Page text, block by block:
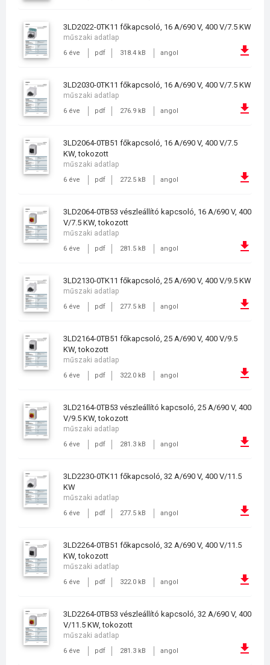
3LD2022-0TK11 főkapcsoló, 16 A/690 V, 400 V/7.5 KW
6 éve pdf 318.4 kB angol
műszaki adatlap
3LD2030-0TK11 főkapcsoló, 16 A/690 V, 400 V/7.5 KW
6 éve pdf 276.9 kB angol
műszaki adatlap
3LD2064-0TB51 főkapcsoló, 16 A/690 V, 400 V/7.5
KW, tokozott
6 éve pdf 272.5 kB angol
műszaki adatlap
3LD2064-0TB53 vészleállító kapcsoló, 16 A/690 V, 400
V/7.5 KW, tokozott
6 éve pdf 281.5 kB angol
műszaki adatlap
3LD2130-0TK11 főkapcsoló, 25 A/690 V, 400 V/9.5 KW
6 éve pdf 277.5 kB angol
műszaki adatlap
3LD2164-0TB51 főkapcsoló, 25 A/690 V, 400 V/9.5
KW, tokozott
6 éve pdf 322.0 kB angol
műszaki adatlap
3LD2164-0TB53 vészleállító kapcsoló, 25 A/690 V, 400
V/9.5 KW, tokozott
6 éve pdf 281.3 kB angol
műszaki adatlap
3LD2230-0TK11 főkapcsoló, 32 A/690 V, 400 V/11.5
KW
6 éve pdf 277.5 kB angol
műszaki adatlap
3LD2264-0TB51 főkapcsoló, 32 A/690 V, 400 V/11.5
KW, tokozott
6 éve pdf 322.0 kB angol
műszaki adatlap
3LD2264-0TB53 vészleállító kapcsoló, 32 A/690 V, 400
V/11.5 KW, tokozott
6 éve pdf 281.3 kB angol
műszaki adatlap